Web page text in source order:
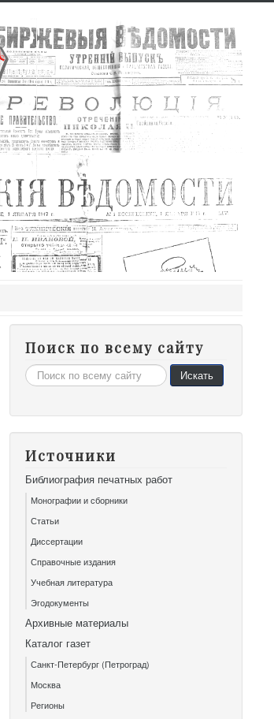
Поиск по всему сайту
Искать... Искать
Источники
Библиография печатных работ
Монографии и сборники
Статьи
Диссертации
Справочные издания
Учебная литература
Эгодокументы
Архивные материалы
Каталог газет
Санкт-Петербург (Петроград)
Москва
Регионы